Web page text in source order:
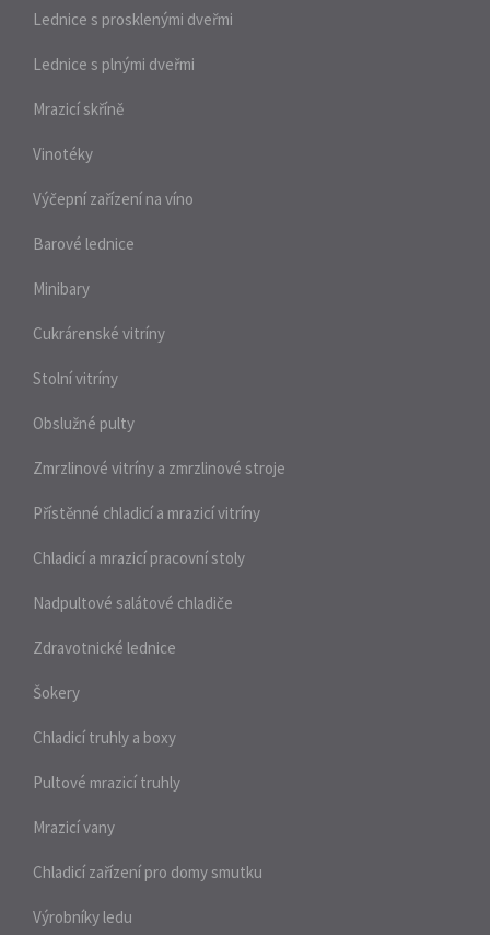
Lednice s prosklenými dveřmi
Lednice s plnými dveřmi
Mrazicí skříně
Vinotéky
Výčepní zařízení na víno
Barové lednice
Minibary
Cukrárenské vitríny
Stolní vitríny
Obslužné pulty
Zmrzlinové vitríny a zmrzlinové stroje
Přístěnné chladicí a mrazicí vitríny
Chladicí a mrazicí pracovní stoly
Nadpultové salátové chladiče
Zdravotnické lednice
Šokery
Chladicí truhly a boxy
Pultové mrazicí truhly
Mrazicí vany
Chladicí zařízení pro domy smutku
Výrobníky ledu